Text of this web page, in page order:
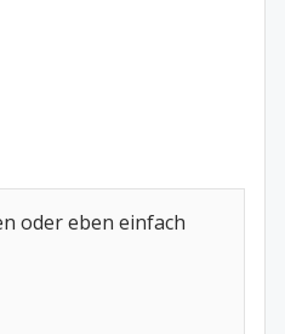
oder eben einfach